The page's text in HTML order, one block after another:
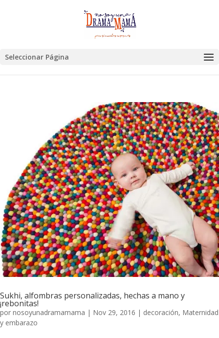
Seleccionar Página
Sukhi, alfombras personalizadas, hechas a mano y
¡rebonitas!
por nosoyunadramamama | Nov 29, 2016 | decoración, Maternidad
y embarazo